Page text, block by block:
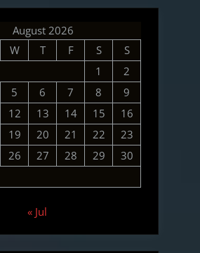
August 2026
W T F S
S
1
2
5 6 7 8
9
12 13 14 15
16
19 20 21 22
23
26 27 28 29
30
« Jul